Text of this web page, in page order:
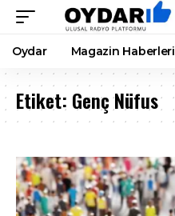
Oydar Magazin Haberleri
Etiket: Genç Nüfus